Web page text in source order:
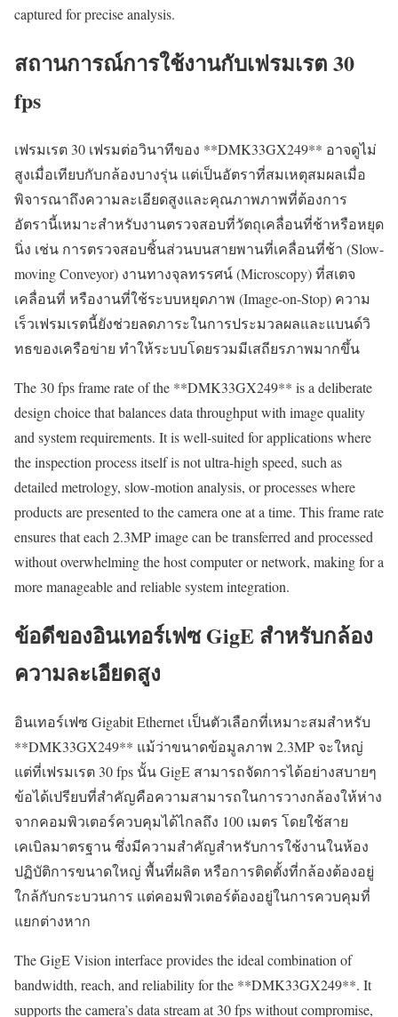
captured for precise analysis.
สถานการณ์การใช้งานกับเฟรมเรต 30
fps
เฟรมเรต 30 เฟรมต่อวินาทีของ **DMK33GX249** อาจดูไม่
สูงเมื่อเทียบกับกล้องบางรุ่น แต่เป็นอัตราที่สมเหตุสมผลเมื่อ
พิจารณาถึงความละเอียดสูงและคุณภาพภาพที่ต้องการ
อัตรานี้เหมาะสำหรับงานตรวจสอบที่วัตถุเคลื่อนที่ช้าหรือหยุด
นิ่ง เช่น การตรวจสอบชิ้นส่วนบนสายพานที่เคลื่อนที่ช้า (Slow-
moving Conveyor) งานทางจุลทรรศน์ (Microscopy) ที่สเตจ
เคลื่อนที่ หรืองานที่ใช้ระบบหยุดภาพ (Image-on-Stop) ความ
เร็วเฟรมเรตนี้ยังช่วยลดภาระในการประมวลผลและแบนด์วิ
ทธของเครือข่าย ทำให้ระบบโดยรวมมีเสถียรภาพมากขึ้น
The 30 fps frame rate of the **DMK33GX249** is a deliberate
design choice that balances data throughput with image quality
and system requirements. It is well-suited for applications where
the inspection process itself is not ultra-high speed, such as
detailed metrology, slow-motion analysis, or processes where
products are presented to the camera one at a time. This frame rate
ensures that each 2.3MP image can be transferred and processed
without overwhelming the host computer or network, making for a
more manageable and reliable system integration.
ข้อดีของอินเทอร์เฟซ GigE สำหรับกล้อง
ความละเอียดสูง
อินเทอร์เฟซ Gigabit Ethernet เป็นตัวเลือกที่เหมาะสมสำหรับ
**DMK33GX249** แม้ว่าขนาดข้อมูลภาพ 2.3MP จะใหญ่
แต่ที่เฟรมเรต 30 fps นั้น GigE สามารถจัดการได้อย่างสบายๆ
ข้อได้เปรียบที่สำคัญคือความสามารถในการวางกล้องให้ห่าง
จากคอมพิวเตอร์ควบคุมได้ไกลถึง 100 เมตร โดยใช้สาย
เคเบิลมาตรฐาน ซึ่งมีความสำคัญสำหรับการใช้งานในห้อง
ปฏิบัติการขนาดใหญ่ พื้นที่ผลิต หรือการติดตั้งที่กล้องต้องอยู่
ใกล้กับกระบวนการ แต่คอมพิวเตอร์ต้องอยู่ในการควบคุมที่
แยกต่างหาก
The GigE Vision interface provides the ideal combination of
bandwidth, reach, and reliability for the **DMK33GX249**. It
supports the camera’s data stream at 30 fps without compromise,